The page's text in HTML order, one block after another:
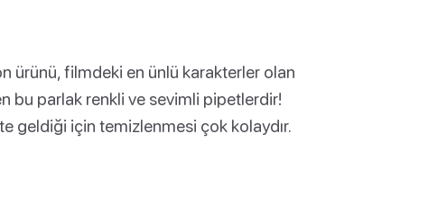
ürünü, filmdeki en ünlü karakterler olan
bu parlak renkli ve sevimli pipetlerdir!
geldiği için temizlenmesi çok kolaydır.